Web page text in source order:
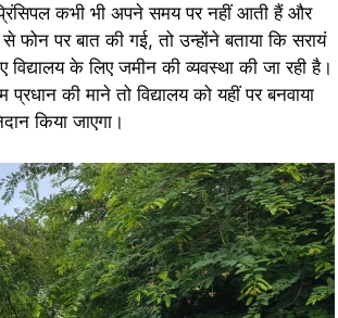
कभी भी अपने समय पर नहीं आती हैं और
फोन पर बात की गई, तो उन्होंने बताया कि सरायं
के लिए जमीन की व्यवस्था की जा रही है।
की माने तो विद्यालय को यहीं पर बनवाया
किया जाएगा।